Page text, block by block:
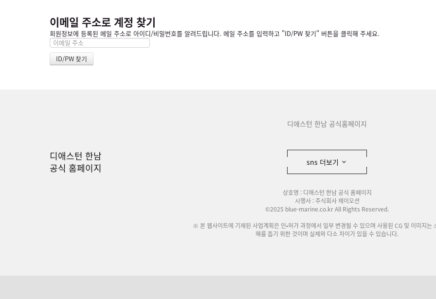
이메일 주소로 계정 찾기
회원정보에 등록된 메일 주소로 아이디/비밀번호를 알려드립니다. 메일 주소를 입력하고 "ID/PW 찾기" 버튼을 클릭해 주세요.
디애스턴 한남 공식홈페이지
디애스턴 한남
공식 홈페이지
sns 더보기
상호명 : 디애스턴 한남 공식 홈페이지
시행사 : 주식회사 제이오션
©2025 blue-marine.co.kr All Rights Reserved.
※ 본 웹사이트에 기재된 사업계획은 인•허가 과정에서 일부 변경될 수 있으며 사용된 CG 및 이미지는
해를 돕기 위한 것이며 실제와 다소 차이가 있을 수 있습니다.